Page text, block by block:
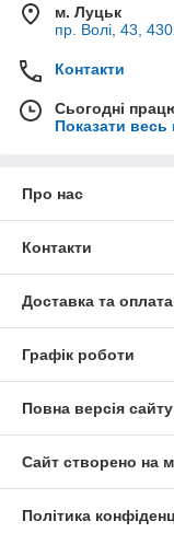
м. Луцьк
пр. Волі, 43,
Контакти
Сьогодні
Показати весь
Про нас
Контакти
Доставка та оплата
Графік роботи
Повна версія сайту
Сайт створено на
Політика